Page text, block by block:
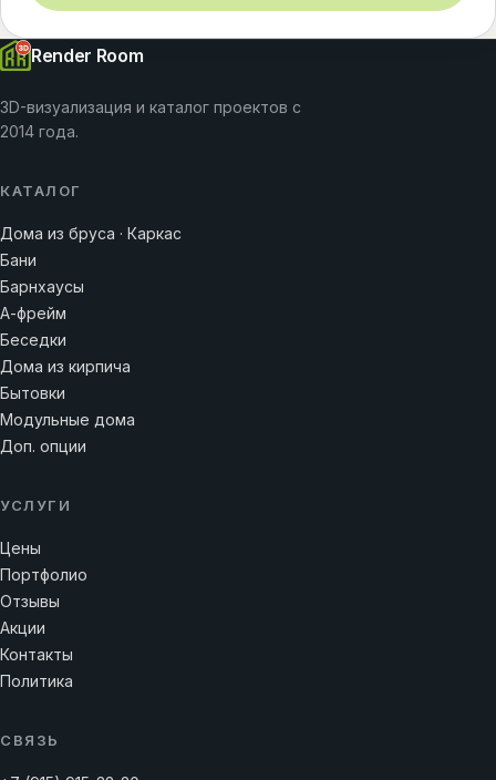
Render Room
3D-визуализация и каталог проектов с
2014 года.
КАТАЛОГ
Дома из бруса · Каркас
Бани
Барнхаусы
А-фрейм
Беседки
Дома из кирпича
Бытовки
Модульные дома
Доп. опции
УСЛУГИ
Цены
Портфолио
Отзывы
Акции
Контакты
Политика
СВЯЗЬ